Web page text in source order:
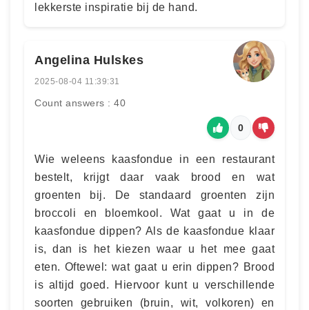
lekkerste inspiratie bij de hand.
Angelina Hulskes
2025-08-04 11:39:31
Count answers : 40
0
Wie weleens kaasfondue in een restaurant
bestelt, krijgt daar vaak brood en wat
groenten bij. De standaard groenten zijn
broccoli en bloemkool. Wat gaat u in de
kaasfondue dippen? Als de kaasfondue klaar
is, dan is het kiezen waar u het mee gaat
eten. Oftewel: wat gaat u erin dippen? Brood
is altijd goed. Hiervoor kunt u verschillende
soorten gebruiken (bruin, wit, volkoren) en